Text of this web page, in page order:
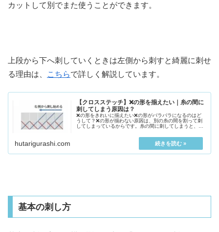
カットして別でまた使うことができます。
上段から下へ刺していくときは左側から刺すと綺麗に刺せ
る理由は、
こちらで詳しく解説しています。
【クロスステッチ】❌の形を揃えたい｜糸の間に
刺してしまう原因は？
❌の形をきれいに揃えたい❌の形がバラバラになるのはど
うして？❌の形が揃わない原因は、別の糸の間を割って刺
してしまっているからです。糸の間に刺してしまうと、❌
hutarigurashi.com
基本の刺し方